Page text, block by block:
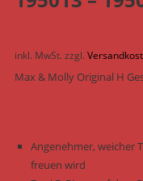
inkl. MwSt. zzgl.
Max & Molly Original H
Angenehmer, weicher
freuen wird